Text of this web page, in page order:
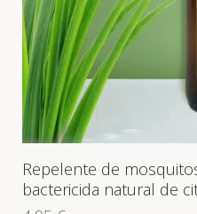
Repelente de
bactericida natural de